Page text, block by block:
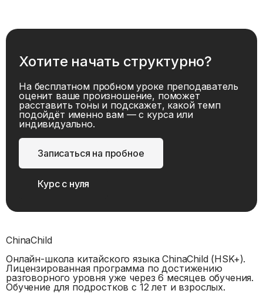
Хотите начать структурно?
На бесплатном пробном уроке преподаватель
оценит ваше произношение, поможет
расставить тоны и подскажет, какой темп
подойдёт именно вам — с курса или
индивидуально.
Записаться на пробное
Курс с нуля
ChinaChild
Онлайн-школа китайского языка ChinaChild (HSK+).
Лицензированная программа по достижению
разговорного уровня уже через 6 месяцев обучения.
Обучение для подростков с 12 лет и взрослых.